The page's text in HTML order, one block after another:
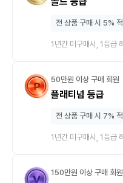
전 상품 구매 시 5%
1년간 미구매시, 1등급
50만원 이상 구매 회원
플래티넘 등급
전 상품 구매 시 7%
1년간 미구매시, 1등급
150만원 이상 구매 회원